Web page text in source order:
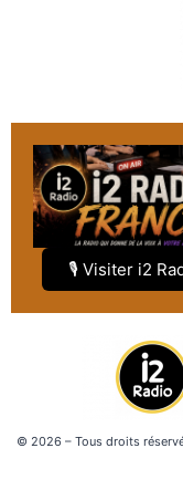
🎙️ Visiter i2
© 2026 – Tous droits